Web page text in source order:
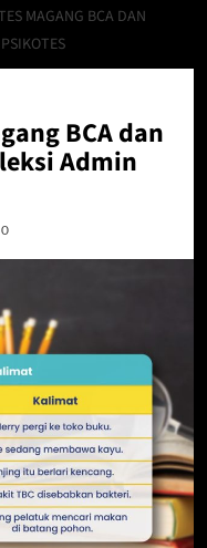
MAGANG BCA DAN
BCA dan
Admin
0